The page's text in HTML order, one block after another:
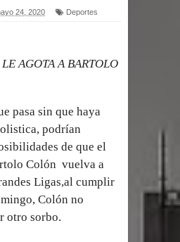
problema cardíaco
Gobierno
tras detectarse una
de Santiago
24, 2020 Deportes
AGOTA A BARTOLO
pasa sin que haya
podrían
de que el
Colón vuelva a
Ligas,al cumplir
Colón no
otro sorbo.